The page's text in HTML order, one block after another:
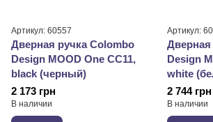
Артикул: 60557
Дверная ручка Colombo
Design MOOD One CC11,
black (черный)
2 173 грн
В наличии
Артикул:
Дверная
Design
white
2 744 грн
В наличии